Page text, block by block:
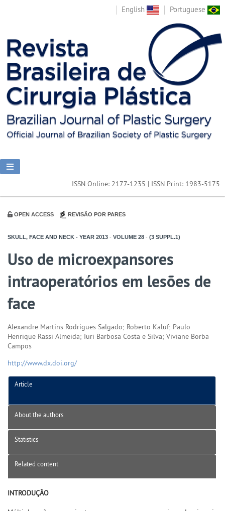
English Portuguese
ISSN Online: 2177-1235 | ISSN Print: 1983-5175
OPEN ACCESS REVISÃO POR PARES
SKULL, FACE AND NECK - YEAR 2013 - VOLUME 28 - (3 SUPPL.1)
Uso de microexpansores
intraoperatórios em lesões de
face
Alexandre Martins Rodrigues Salgado; Roberto Kaluf; Paulo
Henrique Rassi Almeida; Iuri Barbosa Costa e Silva; Viviane Borba
Campos
http://www.dx.doi.org/
Article
About the authors
Statistics
Related content
INTRODUÇÃO